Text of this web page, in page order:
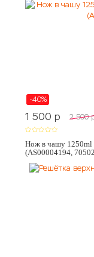
-40%
1 500 p 2 500
Нож в чашу 1250ml
(AS00004194,